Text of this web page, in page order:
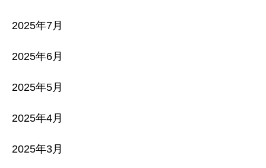
2025年7月
2025年6月
2025年5月
2025年4月
2025年3月